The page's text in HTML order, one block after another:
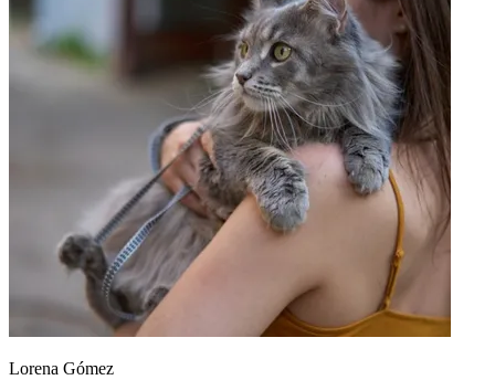
Lorena Gómez